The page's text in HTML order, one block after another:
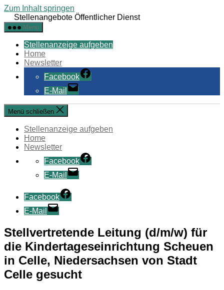
Zum Inhalt springen
Stellenangebote Öffentlicher Dienst
Menü
Stellenanzeige aufgeben
Home
Newsletter
Facebook
E-Mail
Menü schließen
Stellenanzeige aufgeben
Home
Newsletter
Facebook
E-Mail
Facebook
E-Mail
Stellvertretende Leitung (d/m/w) für
die Kindertageseinrichtung Scheuen
in Celle, Niedersachsen von Stadt
Celle gesucht